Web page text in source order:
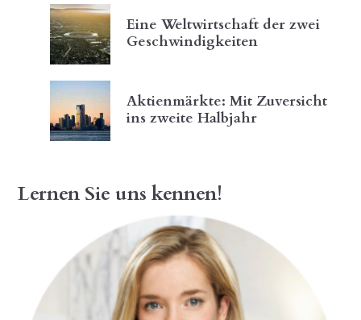
Eine Weltwirtschaft der zwei
Geschwindigkeiten
Aktienmärkte: Mit Zuversicht
ins zweite Halbjahr
Lernen Sie uns kennen!